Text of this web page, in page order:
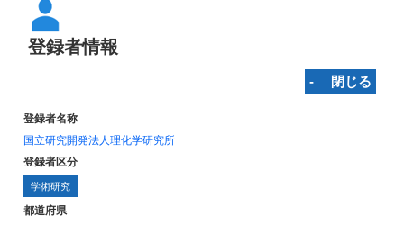
登録者情報
‐ 閉じる
登録者名称
国立研究開発法人理化学研究所
登録者区分
学術研究
都道府県